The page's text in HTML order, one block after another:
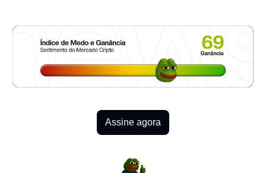
Assine agora